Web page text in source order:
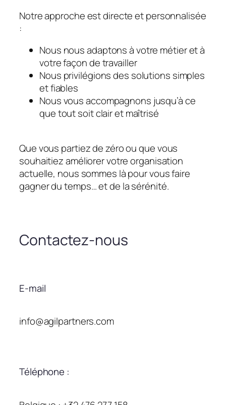
Notre approche est directe et personnalisée
:
Nous nous adaptons à votre métier et à
votre façon de travailler
Nous privilégions des solutions simples
et fiables
Nous vous accompagnons jusqu’à ce
que tout soit clair et maîtrisé
Que vous partiez de zéro ou que vous
souhaitiez améliorer votre organisation
actuelle, nous sommes là pour vous faire
gagner du temps… et de la sérénité.
Contactez-nous
E-mail
info@agilpartners.com
Téléphone :